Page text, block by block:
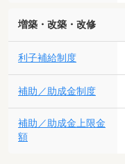
増築・改築・改修
利子補給制度
補助／助成金制度
補助／助成金上限金
額